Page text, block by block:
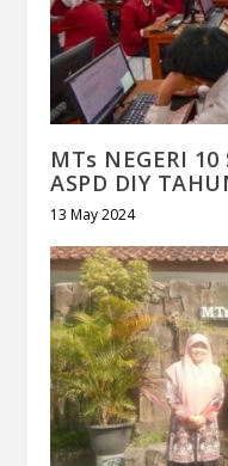
MTs NEGERI
ASPD DIY
13 May 2024